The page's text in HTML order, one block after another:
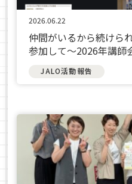
2026.06.22
仲間がいるから続けら
参加して～2026年講師
JALO活動報告